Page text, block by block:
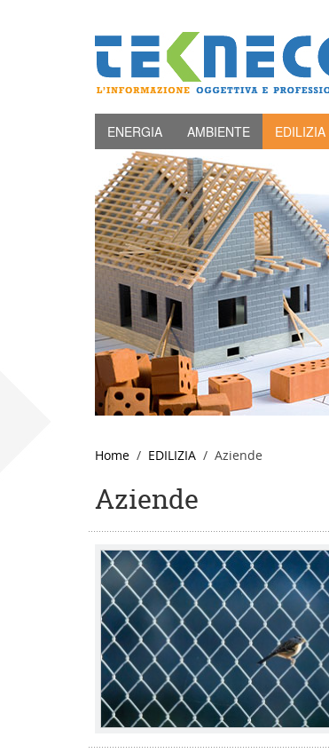
ENERGIA AMBIENTE EDILIZIA
Home EDILIZIA Aziende
Aziende